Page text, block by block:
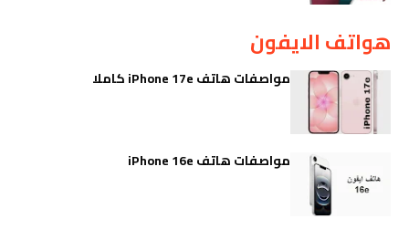
هواتف الايفون
مواصفات هاتف iPhone 17e كاملا
مواصفات هاتف iPhone 16e